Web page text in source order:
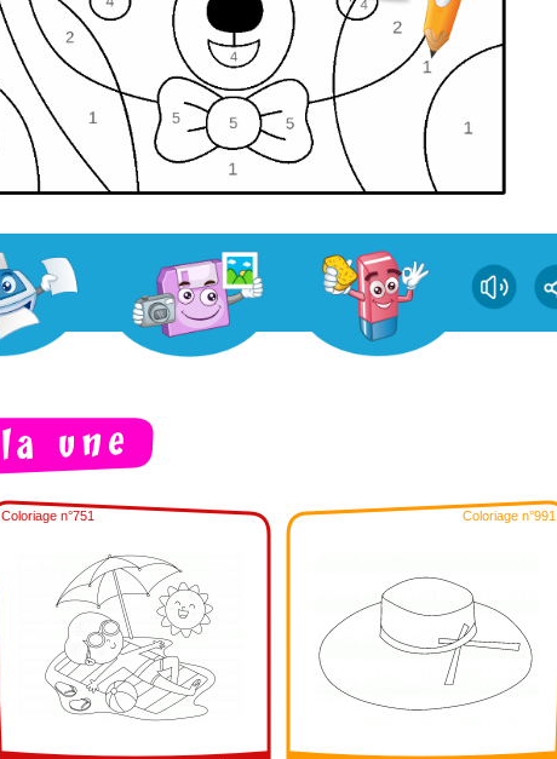
Coloriage n°751 Coloriage n°991